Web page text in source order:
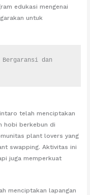
edukasi mengenai
untuk
dan
telah menciptakan
hobi berkebun di
plant lovers yang
swapping. Aktivitas ini
juga memperkuat
menciptakan lapangan